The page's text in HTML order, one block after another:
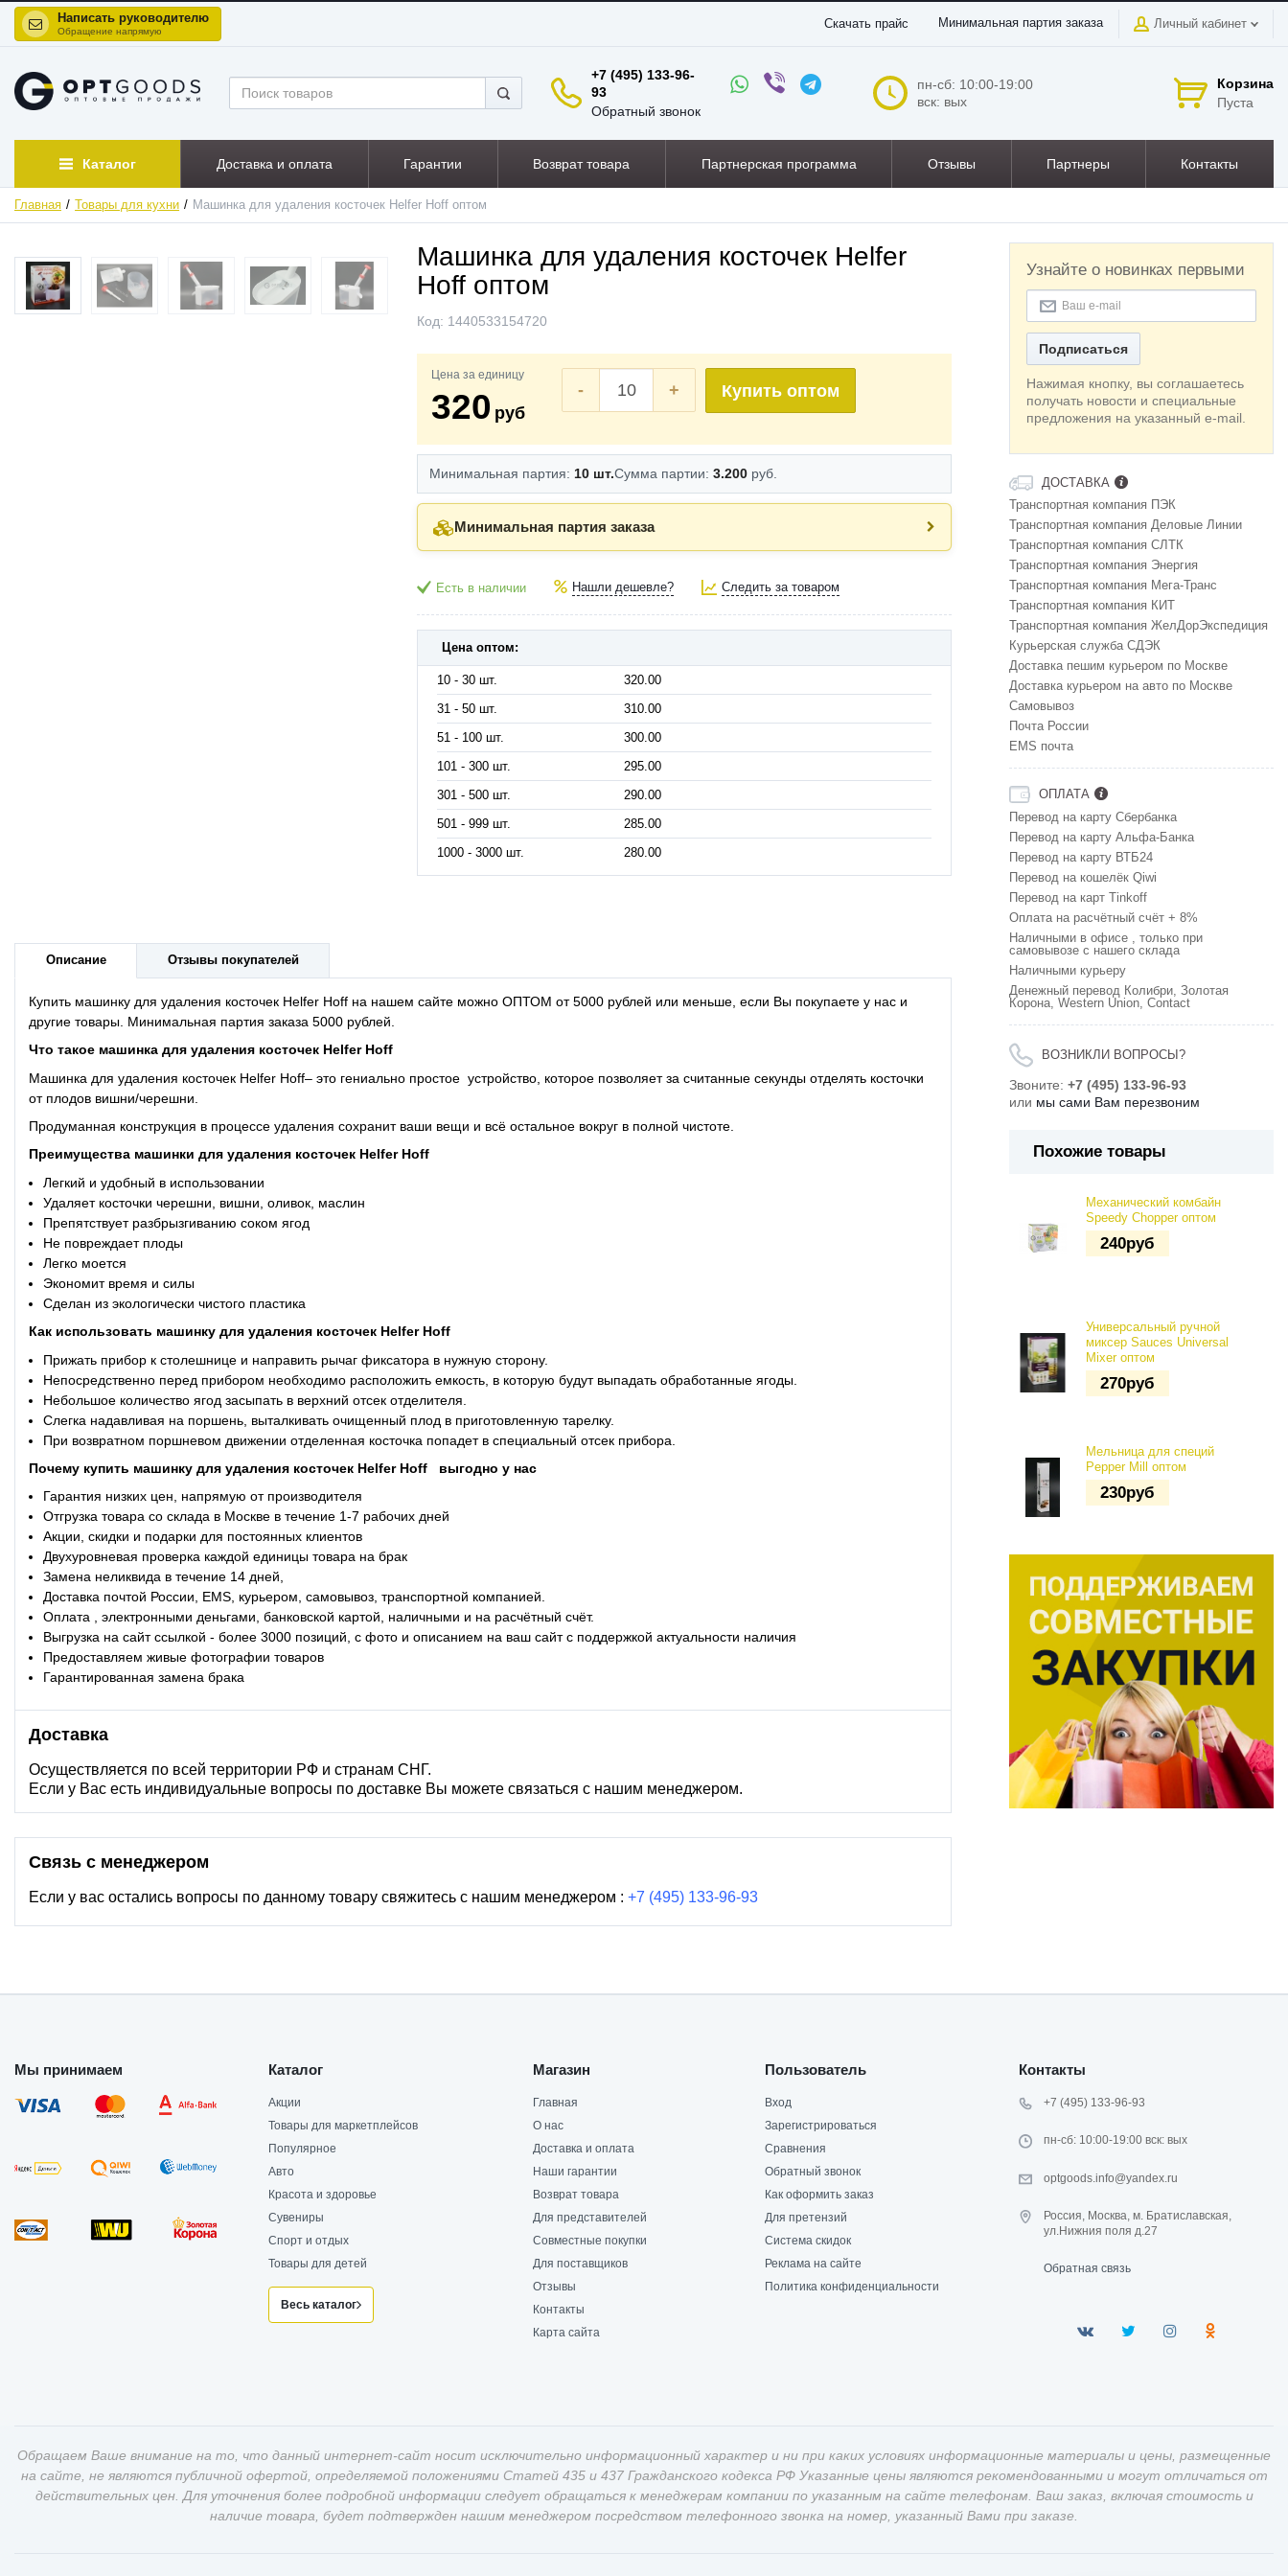
Написать руководителю
Обращение напрямую
Скачать прайс Минимальная партия заказа Личный кабинет
+7 (495) 133-96-
93
Обратный звонок
пн-сб: 10:00-19:00
вск: вых
Корзина
Пуста
Каталог Доставка и оплата Гарантии Возврат товара Партнерская программа Отзывы Партнеры Контакты
Главная Товары для кухни Машинка для удаления косточек Helfer Hoff оптом
ХИТ
Машинка для удаления косточек Helfer
Hoff оптом
Код: 1440533154720
Цена за единицу
320 руб
- + Купить оптом
Минимальная партия: 10 шт.Сумма партии: 3.200 руб.
Минимальная партия заказа
Есть в наличии Нашли дешевле? Следить за товаром
Цена оптом:
10 - 30 шт.
320.00
31 - 50 шт.
310.00
51 - 100 шт.
300.00
101 - 300 шт.
295.00
301 - 500 шт.
290.00
501 - 999 шт.
285.00
1000 - 3000 шт.
280.00
Описание Отзывы покупателей
Купить машинку для удаления косточек Helfer Hoff на нашем сайте можно ОПТОМ от 5000 рублей или меньше, если Вы покупаете у нас и
другие товары. Минимальная партия заказа 5000 рублей.
Что такое машинка для удаления косточек Helfer Hoff
Машинка для удаления косточек Helfer Hoff– это гениально простое устройство, которое позволяет за считанные секунды отделять косточки
от плодов вишни/черешни.
Продуманная конструкция в процессе удаления сохранит ваши вещи и всё остальное вокруг в полной чистоте.
Преимущества машинки для удаления косточек Helfer Hoff
Легкий и удобный в использовании
Удаляет косточки черешни, вишни, оливок, маслин
Препятствует разбрызгиванию соком ягод
Не повреждает плоды
Легко моется
Экономит время и силы
Сделан из экологически чистого пластика
Как использовать машинку для удаления косточек Helfer Hoff
Прижать прибор к столешнице и направить рычаг фиксатора в нужную сторону.
Непосредственно перед прибором необходимо расположить емкость, в которую будут выпадать обработанные ягоды.
Небольшое количество ягод засыпать в верхний отсек отделителя.
Слегка надавливая на поршень, выталкивать очищенный плод в приготовленную тарелку.
При возвратном поршневом движении отделенная косточка попадет в специальный отсек прибора.
Почему купить машинку для удаления косточек Helfer Hoff
выгодно у нас
Гарантия низких цен, напрямую от производителя
Отгрузка товара со склада в Москве в течение 1-7 рабочих дней
Акции, скидки и подарки для постоянных клиентов
Двухуровневая проверка каждой единицы товара на брак
Замена неликвида в течение 14 дней,
Доставка почтой России, EMS, курьером, самовывоз, транспортной компанией.
Оплата , электронными деньгами, банковской картой, наличными и на расчётный счёт.
Выгрузка на сайт ссылкой - более 3000 позиций, с фото и описанием на ваш сайт с поддержкой актуальности наличия
Предоставляем живые фотографии товаров
Гарантированная замена брака
Доставка
Осуществляется по всей территории РФ и странам СНГ.
Если у Вас есть индивидуальные вопросы по доставке Вы можете связаться с нашим менеджером.
Связь с менеджером
Если у вас остались вопросы по данному товару свяжитесь с нашим менеджером : +7 (495) 133-96-93
Узнайте о новинках первыми
Подписаться
Нажимая кнопку, вы соглашаетесь
получать новости и специальные
предложения на указанный e-mail.
ДОСТАВКА
Транспортная компания ПЭК
Транспортная компания Деловые Линии
Транспортная компания СЛТК
Транспортная компания Энергия
Транспортная компания Мега-Транс
Транспортная компания КИТ
Транспортная компания ЖелДорЭкспедиция
Курьерская служба СДЭК
Доставка пешим курьером по Москве
Доставка курьером на авто по Москве
Самовывоз
Почта России
EMS почта
ОПЛАТА
Перевод на карту Сбербанка
Перевод на карту Альфа-Банка
Перевод на карту ВТБ24
Перевод на кошелёк Qiwi
Перевод на карт Tinkoff
Оплата на расчётный счёт + 8%
Наличными в офисе , только при
самовывозе с нашего склада
Наличными курьеру
Денежный перевод Колибри, Золотая
Корона, Western Union, Contact
ВОЗНИКЛИ ВОПРОСЫ?
Звоните: +7 (495) 133-96-93
или мы сами Вам перезвоним
Похожие товары
Механический комбайн
Speedy Chopper оптом
240руб
Универсальный ручной
миксер Sauces Universal
Mixer оптом
270руб
Мельница для специй
Pepper Mill оптом
230руб
Мы принимаем Каталог
Акции
Товары для маркетплейсов
Популярное
Авто
Красота и здоровье
Сувениры
Спорт и отдых
Товары для детей
Весь каталог
Магазин
Главная
О нас
Доставка и оплата
Наши гарантии
Возврат товара
Для представителей
Совместные покупки
Для поставщиков
Отзывы
Контакты
Карта сайта
Пользователь
Вход
Зарегистрироваться
Сравнения
Обратный звонок
Как оформить заказ
Для претензий
Система скидок
Реклама на сайте
Политика конфиденциальности
Контакты
+7 (495) 133-96-93
пн-сб: 10:00-19:00 вск: вых
optgoods.info@yandex.ru
Россия, Москва, м. Братиславская,
ул.Нижния поля д.27
Обратная связь
Обращаем Ваше внимание на то, что данный интернет-сайт носит исключительно информационный характер и ни при каких условиях информационные материалы и цены, размещенные
на сайте, не являются публичной офертой, определяемой положениями Статей 435 и 437 Гражданского кодекса РФ Указанные цены являются рекомендованными и могут отличаться от
действительных цен. Для уточнения более подробной информации следует обращаться к менеджерам компании по указанным на сайте телефонам. Ваш заказ, включая стоимость и
наличие товара, будет подтвержден нашим менеджером посредством телефонного звонка на номер, указанный Вами при заказе.